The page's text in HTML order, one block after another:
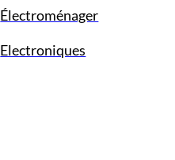
Électroménager
Electroniques